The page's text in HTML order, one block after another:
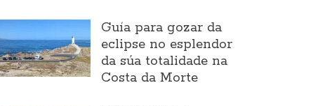
Guía para gozar da
eclipse no esplendor
da súa totalidade na
Costa da Morte